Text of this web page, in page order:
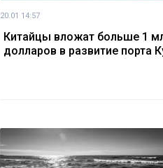
20.01 14:57
Китайцы вложат больше 1
долларов в развитие порта